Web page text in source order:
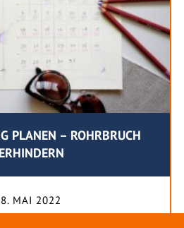
PLANEN – ROHRBRUCH
MAI 2022